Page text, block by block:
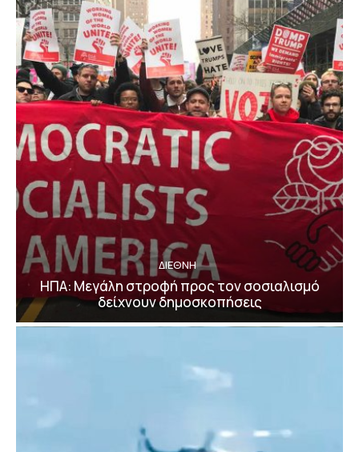
ΔΙΕΘΝΗ
ΗΠΑ: Μεγάλη στροφή προς τον σοσιαλισμό
δείχνουν δημοσκοπήσεις